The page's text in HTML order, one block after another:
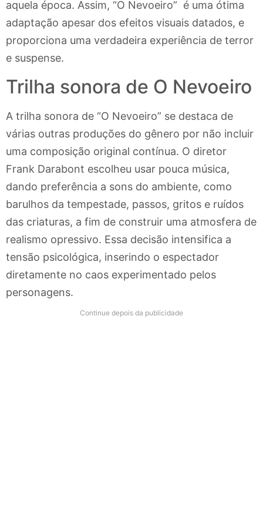
aquela época. Assim, “O Nevoeiro” é uma ótima
adaptação apesar dos efeitos visuais datados, e
proporciona uma verdadeira experiência de terror
e suspense.
Trilha sonora de O Nevoeiro
A trilha sonora de “O Nevoeiro” se destaca de
várias outras produções do gênero por não incluir
uma composição original contínua. O diretor
Frank Darabont escolheu usar pouca música,
dando preferência a sons do ambiente, como
barulhos da tempestade, passos, gritos e ruídos
das criaturas, a fim de construir uma atmosfera de
realismo opressivo. Essa decisão intensifica a
tensão psicológica, inserindo o espectador
diretamente no caos experimentado pelos
personagens.
Continue depois da publicidade